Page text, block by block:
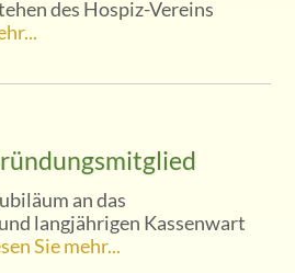
des Hospiz-Vereins
an das
langjährigen Kassenwart
Sie mehr...